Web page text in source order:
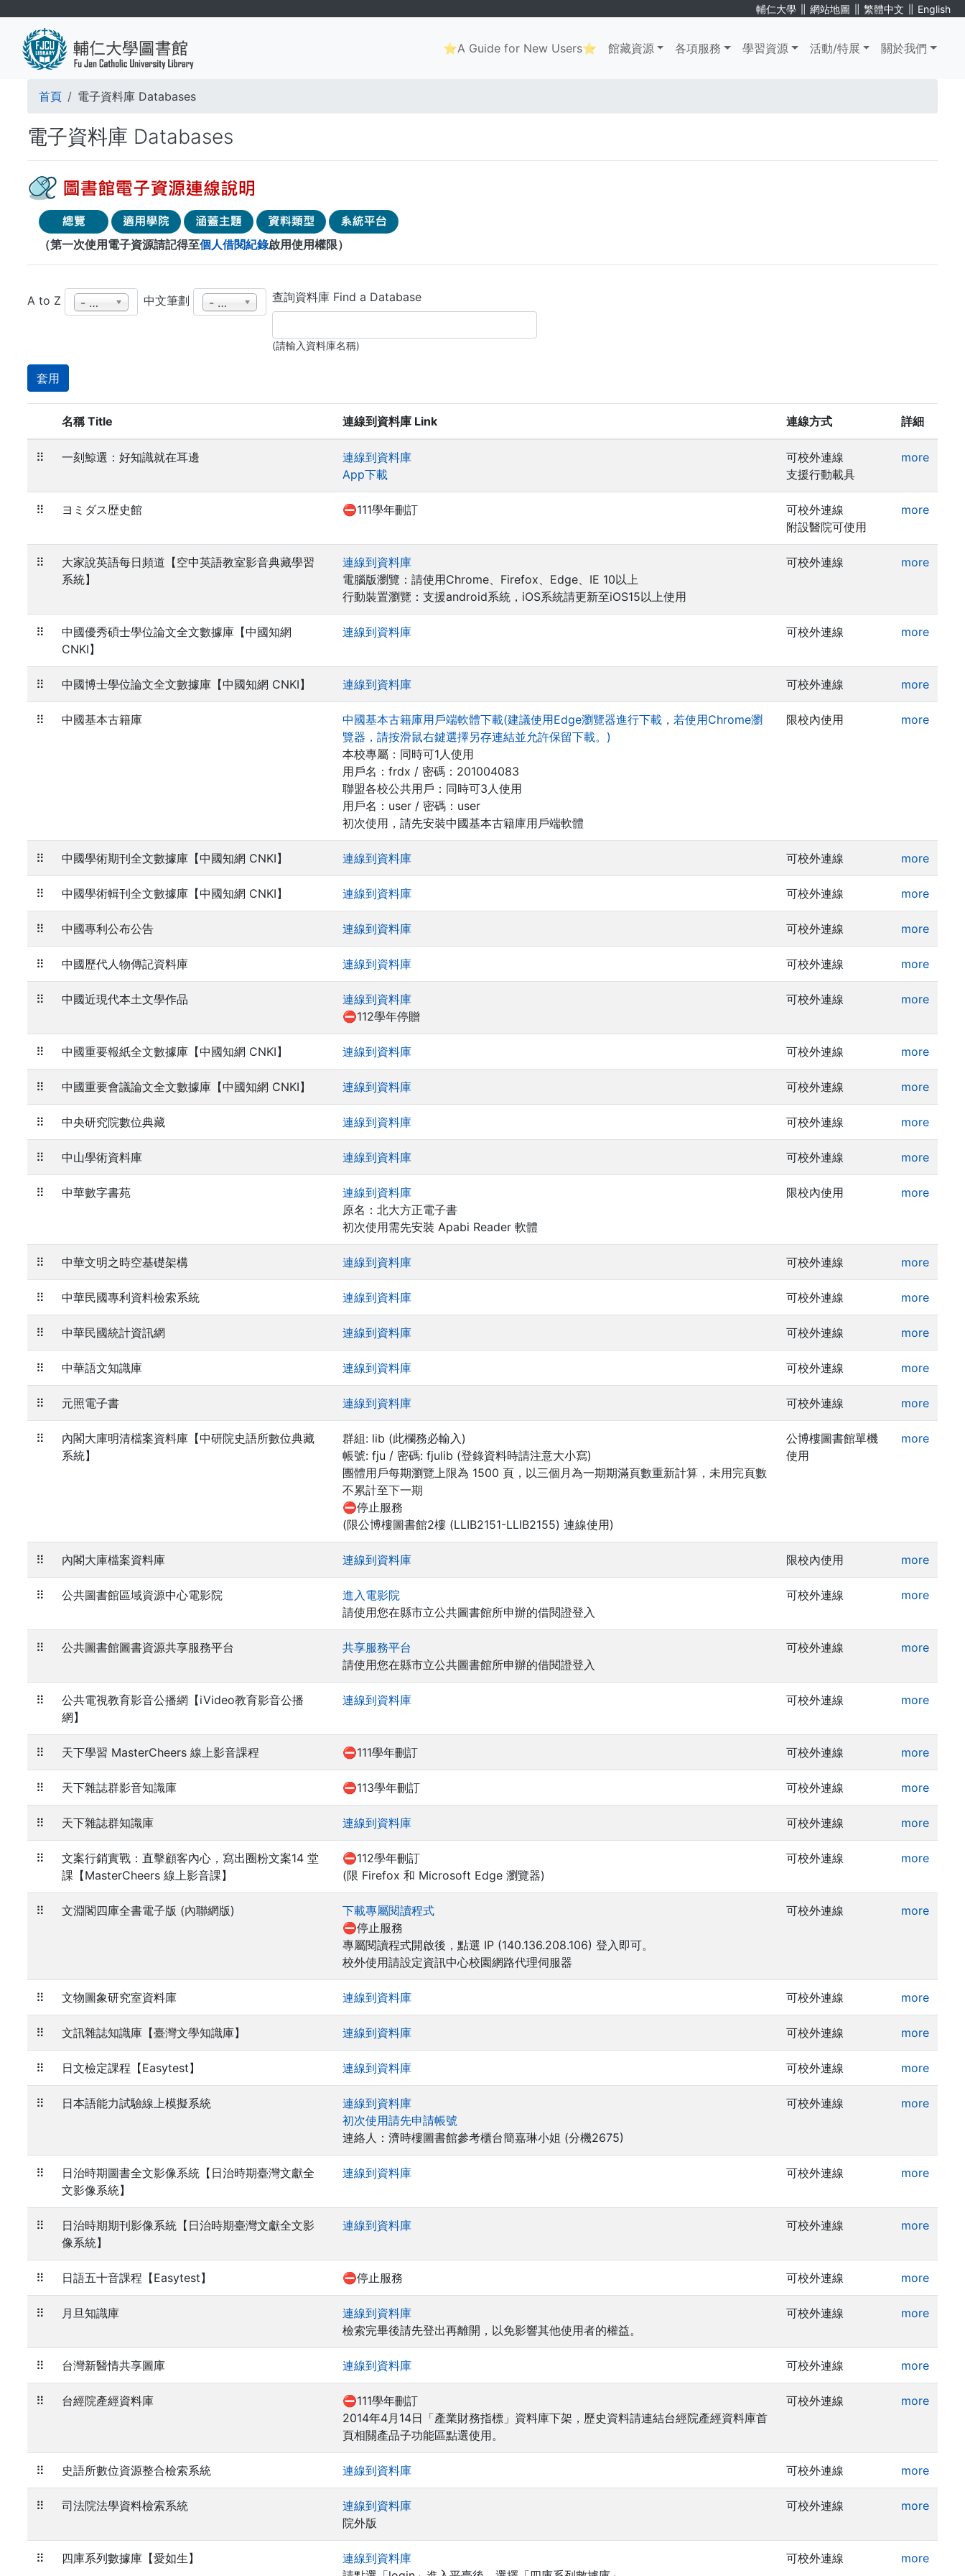
輔仁大學 ∥ 網站地圖 ∥ 繁體中文 ∥ English
Main
navigation
⭐A Guide for New Users⭐ 館藏資源 各項服務 學習資源 活動/特展 關於我們
導
航
連
結
首頁 電子資料庫 Databases
電子資料庫 Databases
（第一次使用電子資源請記得至個人借閱紀錄啟用使用權限）
A to Z - 任何 - 中文筆劃 - 任何 - 查詢資料庫 Find a Database
(請輸入資料庫名稱)
名稱 Title 連線到資料庫 Link 連線方式 詳細
⠿ 一刻鯨選：好知識就在耳邊
連線到資料庫
App下載
可校外連線
支援行動載具
more
⠿ ヨミダス歴史館 ⛔111學年刪訂
可校外連線
附設醫院可使用
more
⠿
大家說英語每日頻道【空中英語教室影音典藏學習
系統】
連線到資料庫
電腦版瀏覽：請使用Chrome、Firefox、Edge、IE 10以上
行動裝置瀏覽：支援android系統，iOS系統請更新至iOS15以上使用
可校外連線 more
⠿
中國優秀碩士學位論文全文數據庫【中國知網
CNKI】
連線到資料庫 可校外連線 more
⠿ 中國博士學位論文全文數據庫【中國知網 CNKI】 連線到資料庫 可校外連線 more
⠿ 中國基本古籍庫
中國基本古籍庫用戶端軟體下載(建議使用Edge瀏覽器進行下載，若使用Chrome瀏
覽器，請按滑鼠右鍵選擇另存連結並允許保留下載。)
本校專屬：同時可1人使用
用戶名：frdx / 密碼：201004083
聯盟各校公共用戶：同時可3人使用
用戶名：user / 密碼：user
初次使用，請先安裝中國基本古籍庫用戶端軟體
限校內使用 more
⠿ 中國學術期刊全文數據庫【中國知網 CNKI】 連線到資料庫 可校外連線 more
⠿ 中國學術輯刊全文數據庫【中國知網 CNKI】 連線到資料庫 可校外連線 more
⠿ 中國專利公布公告 連線到資料庫 可校外連線 more
⠿ 中國歷代人物傳記資料庫 連線到資料庫 可校外連線 more
⠿ 中國近現代本土文學作品
連線到資料庫
⛔112學年停贈
可校外連線 more
⠿ 中國重要報紙全文數據庫【中國知網 CNKI】 連線到資料庫 可校外連線 more
⠿ 中國重要會議論文全文數據庫【中國知網 CNKI】 連線到資料庫 可校外連線 more
⠿ 中央研究院數位典藏 連線到資料庫 可校外連線 more
⠿ 中山學術資料庫 連線到資料庫 可校外連線 more
⠿ 中華數字書苑
連線到資料庫
原名：北大方正電子書
初次使用需先安裝 Apabi Reader 軟體
限校內使用 more
⠿ 中華文明之時空基礎架構 連線到資料庫 可校外連線 more
⠿ 中華民國專利資料檢索系統 連線到資料庫 可校外連線 more
⠿ 中華民國統計資訊網 連線到資料庫 可校外連線 more
⠿ 中華語文知識庫 連線到資料庫 可校外連線 more
⠿ 元照電子書 連線到資料庫 可校外連線 more
⠿
內閣大庫明清檔案資料庫【中研院史語所數位典藏
系統】
群組: lib (此欄務必輸入)
帳號: fju / 密碼: fjulib (登錄資料時請注意大小寫)
團體用戶每期瀏覽上限為 1500 頁，以三個月為一期期滿頁數重新計算，未用完頁數
不累計至下一期
⛔停止服務
(限公博樓圖書館2樓 (LLIB2151-LLIB2155) 連線使用)
公博樓圖書館單機
使用
more
⠿ 內閣大庫檔案資料庫 連線到資料庫 限校內使用 more
⠿ 公共圖書館區域資源中心電影院
進入電影院
請使用您在縣市立公共圖書館所申辦的借閱證登入
可校外連線 more
⠿ 公共圖書館圖書資源共享服務平台
共享服務平台
請使用您在縣市立公共圖書館所申辦的借閱證登入
可校外連線 more
⠿
公共電視教育影音公播網【iVideo教育影音公播
網】
連線到資料庫 可校外連線 more
⠿ 天下學習 MasterCheers 線上影音課程 ⛔111學年刪訂 可校外連線 more
⠿ 天下雜誌群影音知識庫 ⛔113學年刪訂 可校外連線 more
⠿ 天下雜誌群知識庫 連線到資料庫 可校外連線 more
⠿
文案行銷實戰：直擊顧客內心，寫出圈粉文案14 堂
課【MasterCheers 線上影音課】
⛔112學年刪訂
(限 Firefox 和 Microsoft Edge 瀏覽器)
可校外連線 more
⠿ 文淵閣四庫全書電子版 (內聯網版)
下載專屬閱讀程式
⛔停止服務
專屬閱讀程式開啟後，點選 IP (140.136.208.106) 登入即可。
校外使用請設定資訊中心校園網路代理伺服器
可校外連線 more
⠿ 文物圖象研究室資料庫 連線到資料庫 可校外連線 more
⠿ 文訊雜誌知識庫【臺灣文學知識庫】 連線到資料庫 可校外連線 more
⠿ 日文檢定課程【Easytest】 連線到資料庫 可校外連線 more
⠿ 日本語能力試驗線上模擬系統
連線到資料庫
初次使用請先申請帳號
連絡人：濟時樓圖書館參考櫃台簡嘉琳小姐 (分機2675)
可校外連線 more
⠿
日治時期圖書全文影像系統【日治時期臺灣文獻全
文影像系統】
連線到資料庫 可校外連線 more
⠿
日治時期期刊影像系統【日治時期臺灣文獻全文影
像系統】
連線到資料庫 可校外連線 more
⠿ 日語五十音課程【Easytest】 ⛔停止服務 可校外連線 more
⠿ 月旦知識庫
連線到資料庫
檢索完畢後請先登出再離開，以免影響其他使用者的權益。
可校外連線 more
⠿ 台灣新醫情共享圖庫 連線到資料庫 可校外連線 more
⠿ 台經院產經資料庫
⛔111學年刪訂
2014年4月14日「產業財務指標」資料庫下架，歷史資料請連結台經院產經資料庫首
頁相關產品子功能區點選使用。
可校外連線 more
⠿ 史語所數位資源整合檢索系統 連線到資料庫 可校外連線 more
⠿ 司法院法學資料檢索系統
連線到資料庫
院外版
可校外連線 more
⠿ 四庫系列數據庫【愛如生】
連線到資料庫
可校外連線 more